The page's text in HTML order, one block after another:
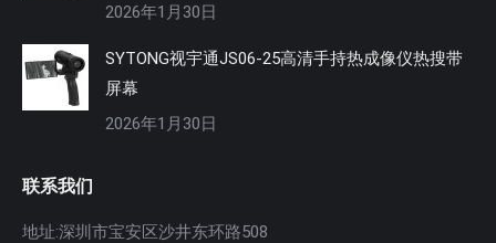
2026年1月30日
SYTONG视宇通JS06-25高清手持热成像仪热搜带
屏幕
2026年1月30日
联系我们
地址:深圳市宝安区沙井东环路508